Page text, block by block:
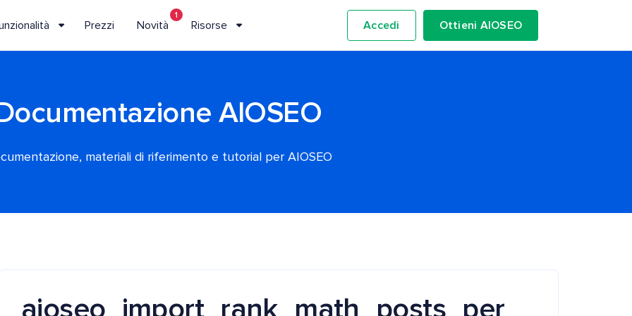
Prezzi Novità
1
Risorse Accedi Ottieni AIOSEO
Documentazione AIOSEO
materiali di riferimento e tutorial per AIOSEO
aioseo_import_rank_math_posts_per_